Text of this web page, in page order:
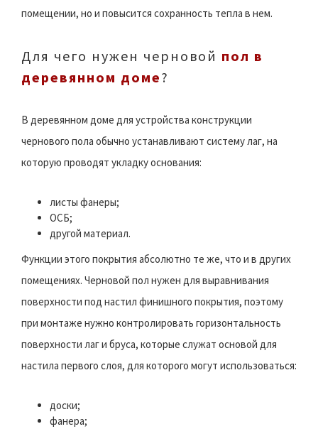
помещении, но и повысится сохранность тепла в нем.
Для чего нужен черновой пол в
деревянном доме?
В деревянном доме для устройства конструкции
чернового пола обычно устанавливают систему лаг, на
которую проводят укладку основания:
листы фанеры;
ОСБ;
другой материал.
Функции этого покрытия абсолютно те же, что и в других
помещениях. Черновой пол нужен для выравнивания
поверхности под настил финишного покрытия, поэтому
при монтаже нужно контролировать горизонтальность
поверхности лаг и бруса, которые служат основой для
настила первого слоя, для которого могут использоваться:
доски;
фанера;